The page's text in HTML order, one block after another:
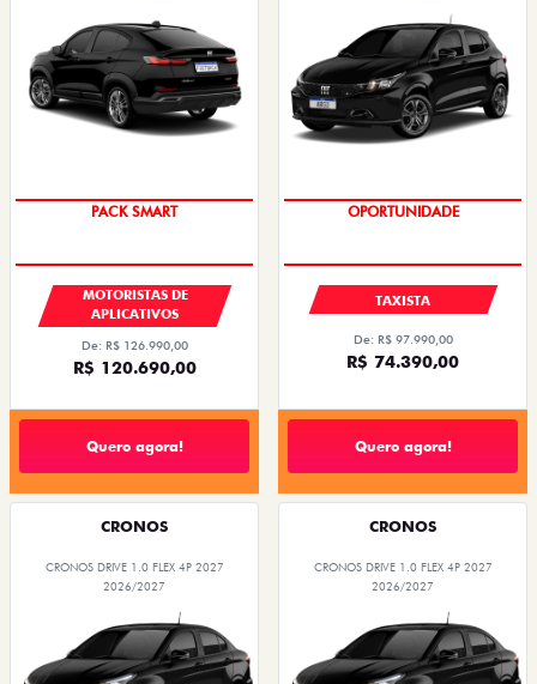
PACK SMART
MOTORISTAS DE
APLICATIVOS
De: R$ 126.990,00
R$ 120.690,00
Quero agora!
OPORTUNIDADE
TAXISTA
De: R$ 97.990,00
R$ 74.390,00
Quero agora!
CRONOS
CRONOS DRIVE 1.0 FLEX 4P 2027
2026/2027
CRONOS
CRONOS DRIVE 1.0 FLEX 4P 2027
2026/2027